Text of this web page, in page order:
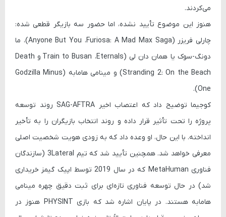
می‌کردند.
هنوز این موضوع تأیید نشده، اما حضور سه بازیگر قطعی شده:
چارلی فریزر (
Anyone But You ،Furiosa: A Mad Max Saga )، ما
دونگ-سوک یا همان دان لی (
Train to Busan ،Eternals و Death
Stranding 2: On the Beach) و مینامی هامابه (
Godzilla Minus
One
).
کوجیما توضیح داد که اعتصاب اخیر SAG-AFTRA روند توسعه
پروژه را تحت تأثیر قرار داده و روند انتخاب بازیگران را به تأخیر
انداخته. با این حال، او وعده داد که به زودی هویت شخصیت اصلی
معرفی خواهد شد. همچنین تأیید شد که تیم 3Lateral (سازندگان
فناوری MetaHuman
که در سال 2019 توسط اپیک گیمز خریداری
شد) در حال توسعه فناوری تازه‌ای برای ثبت دقیق چهره مینامی
هامابه هستند. در پایان اشاره شد که بازی PHYSINT هنوز در